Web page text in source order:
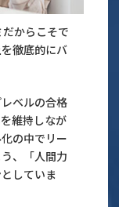
からこそで
徹底的にバ
ベルの合格
維持しなが
の中でリー
、「人間力
していま